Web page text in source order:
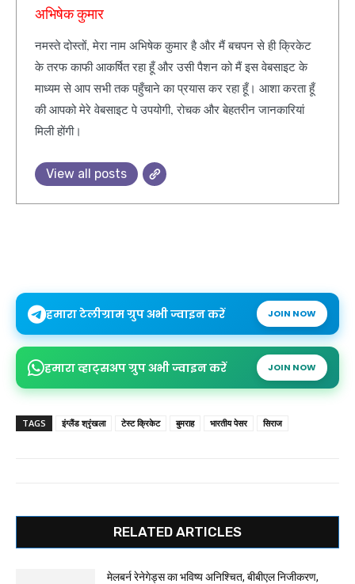
अभिषेक कुमार
नमस्ते दोस्तों, मेरा नाम अभिषेक कुमार है और मैं बचपन से ही क्रिकेट
के तरफ काफी आकर्षित रहा हूँ और उसी पैशन को मैं इस वेबसाइट के
माध्यम से आप सभी तक पहुँचाने का प्रयास कर रहा हूँ। आशा करता हूँ
की आपको मेरे वेबसाइट पे उपयोगी, रोचक और बेहतरीन जानकारियां
मिली होंगी।
View all posts
हमारा टेलीग्राम ग्रुप अभी ज्वाइन करें JOIN NOW
हमारा व्हाट्सअप ग्रुप अभी ज्वाइन करें JOIN NOW
TAGS इंग्लैंड श्रृंखला टेस्ट क्रिकेट बुमराह भारतीय पेसर सिराज
RELATED ARTICLES
मेलबर्न रेनेगेड्स का भविष्य अनिश्चित, बीबीएल निजीकरण,